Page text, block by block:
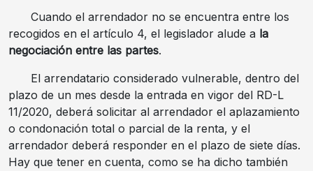
Cuando el arrendador no se encuentra entre los
recogidos en el artículo 4, el legislador alude a la
negociación entre las partes.
El arrendatario considerado vulnerable, dentro del
plazo de un mes desde la entrada en vigor del RD-L
11/2020, deberá solicitar al arrendador el aplazamiento
o condonación total o parcial de la renta, y el
arrendador deberá responder en el plazo de siete días.
Hay que tener en cuenta, como se ha dicho también